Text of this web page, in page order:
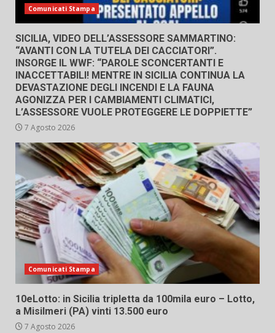
Comunicati Stampa
SICILIA, VIDEO DELL’ASSESSORE SAMMARTINO:
“AVANTI CON LA TUTELA DEI CACCIATORI”.
INSORGE IL WWF: “PAROLE SCONCERTANTI E
INACCETTABILI! MENTRE IN SICILIA CONTINUA LA
DEVASTAZIONE DEGLI INCENDI E LA FAUNA
AGONIZZA PER I CAMBIAMENTI CLIMATICI,
L’ASSESSORE VUOLE PROTEGGERE LE DOPPIETTE”
7 Agosto 2026
Comunicati Stampa
10eLotto: in Sicilia tripletta da 100mila euro – Lotto,
a Misilmeri (PA) vinti 13.500 euro
7 Agosto 2026